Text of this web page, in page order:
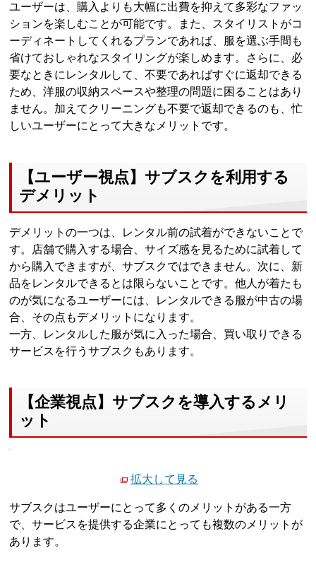
ユーザーは、購入よりも大幅に出費を抑えて多彩なファッ
ションを楽しむことが可能です。また、スタイリストがコ
ーディネートしてくれるプランであれば、服を選ぶ手間も
省けておしゃれなスタイリングが楽しめます。さらに、必
要なときにレンタルして、不要であればすぐに返却できる
ため、洋服の収納スペースや整理の問題に困ることはあり
ません。加えてクリーニングも不要で返却できるのも、忙
しいユーザーにとって大きなメリットです。
【ユーザー視点】サブスクを利用する
デメリット
デメリットの一つは、レンタル前の試着ができないことで
す。店舗で購入する場合、サイズ感を見るために試着して
から購入できますが、サブスクではできません。次に、新
品をレンタルできるとは限らないことです。他人が着たも
のが気になるユーザーには、レンタルできる服が中古の場
合、その点もデメリットになります。
一方、レンタルした服が気に入った場合、買い取りできる
サービスを行うサブスクもあります。
【企業視点】サブスクを導入するメリ
ット
拡大して見る
サブスクはユーザーにとって多くのメリットがある一方
で、サービスを提供する企業にとっても複数のメリットが
あります。